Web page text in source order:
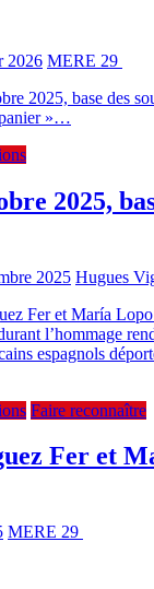
2026 MERE 29
2025,
2025 Hugues
Faire reconnaître
Fer et
MERE 29